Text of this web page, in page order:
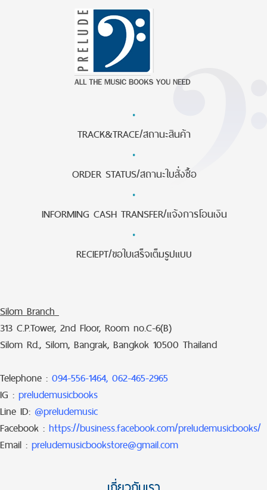
·
TRACK&TRACE/สถานะสินค้า
·
ORDER STATUS/สถานะใบสั่งซื้อ
·
INFORMING CASH TRANSFER/แจ้งการโอนเงิน
·
RECIEPT/ขอใบเสร็จเต็มรูปแบบ
Silom Branch
313 C.P.Tower, 2nd Floor, Room no.C-6(B)
Silom Rd., Silom, Bangrak, Bangkok 10500 Thailand
Telephone : 094-556-1464, 062-465-2965
IG : preludemusicbooks
Line ID: @preludemusic
Facebook : https://business.facebook.com/preludemusicbooks/
Email : preludemusicbookstore@gmail.com